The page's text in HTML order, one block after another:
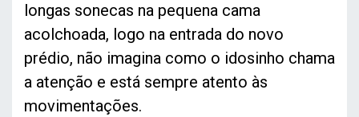
longas sonecas na pequena cama
acolchoada, logo na entrada do novo
prédio, não imagina como o idosinho chama
a atenção e está sempre atento às
movimentações.